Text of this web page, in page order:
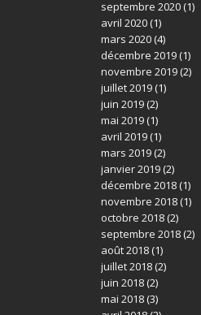
septembre 2020(1)
avril 2020(1)
mars 2020(4)
décembre 2019(1)
novembre 2019(2)
juillet 2019(1)
juin 2019(2)
mai 2019(1)
avril 2019(1)
mars 2019(2)
janvier 2019(2)
décembre 2018(1)
novembre 2018(1)
octobre 2018(2)
septembre 2018(2)
août 2018(1)
juillet 2018(2)
juin 2018(2)
mai 2018(3)